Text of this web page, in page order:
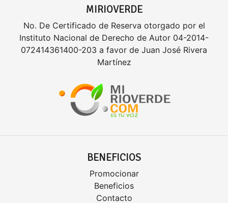
MIRIOVERDE
No. De Certificado de Reserva otorgado por el
Instituto Nacional de Derecho de Autor 04-2014-
072414361400-203 a favor de Juan José Rivera
Martínez
BENEFICIOS
Promocionar
Beneficios
Contacto